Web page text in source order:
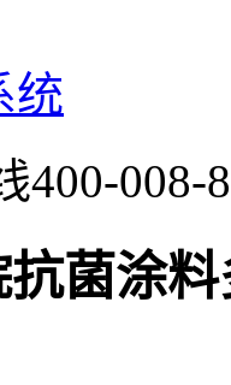
统
400-008-
菌涂